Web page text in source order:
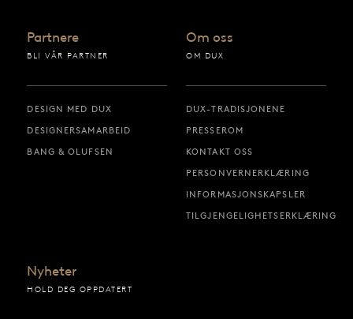
Partnere
BLI VÅR PARTNER
DESIGN MED DUX
DESIGNERSAMARBEID
BANG & OLUFSEN
Om oss
OM DUX
DUX-TRADISJONENE
PRESSEROM
KONTAKT OSS
PERSONVERNERKLÆRING
INFORMASJONSKAPSLER
TILGJENGELIGHETSERKLÆRING
Nyheter
HOLD DEG OPPDATERT